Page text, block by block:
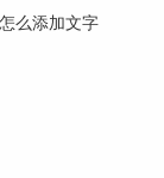
么添加文字